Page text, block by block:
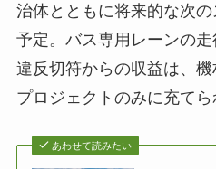
治体とともに将来的な次
予定。バス専用レーンの
違反切符からの収益は、
プロジェクトのみに充てら
あわせて読みたい